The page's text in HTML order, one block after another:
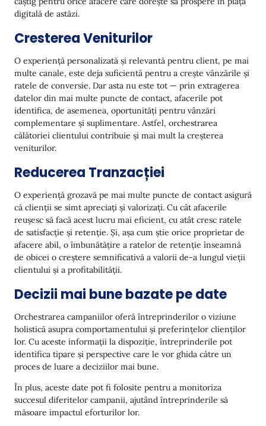
digitală de astăzi.
Cresterea Veniturilor
O experiență personalizată și relevantă pentru client, pe mai
multe canale, este deja suficientă pentru a crește vânzările și
ratele de conversie. Dar asta nu este tot — prin extragerea
datelor din mai multe puncte de contact, afacerile pot
identifica, de asemenea, oportunități pentru vânzări
complementare și suplimentare. Astfel, orchestrarea
călătoriei clientului contribuie și mai mult la creșterea
veniturilor.
Reducerea Tranzacției
O experiență grozavă pe mai multe puncte de contact asigură
că clienții se simt apreciați și valorizați. Cu cât afacerile
reușesc să facă acest lucru mai eficient, cu atât cresc ratele
de satisfacție și retenție. Și, așa cum știe orice proprietar de
afacere abil, o îmbunătățire a ratelor de retenție înseamnă
de obicei o creștere semnificativă a valorii de-a lungul vieții
clientului și a profitabilității.
Decizii mai bune bazate pe date
Orchestrarea campaniilor oferă întreprinderilor o viziune
holistică asupra comportamentului și preferințelor clienților
lor. Cu aceste informații la dispoziție, întreprinderile pot
identifica tipare și perspective care le vor ghida către un
proces de luare a deciziilor mai bune.
În plus, aceste date pot fi folosite pentru a monitoriza
succesul diferitelor campanii, ajutând întreprinderile să
măsoare impactul eforturilor lor.